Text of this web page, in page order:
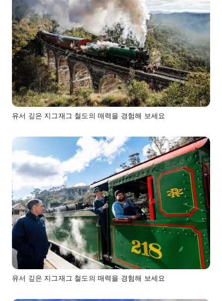
유서 깊은 지그재그 철도의 매력을 경험해 보세요
유서 깊은 지그재그 철도의 매력을 경험해 보세요